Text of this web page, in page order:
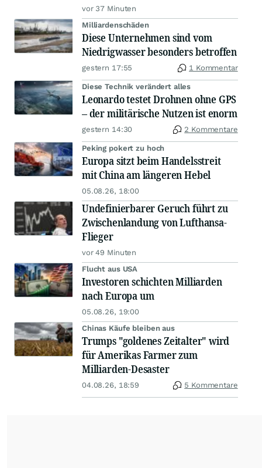
vor 37 Minuten
Milliardenschäden
Diese Unternehmen sind vom
Niedrigwasser besonders betroffen
gestern 17:55 1 Kommentar
Diese Technik verändert alles
Leonardo testet Drohnen ohne GPS
– der militärische Nutzen ist enorm
gestern 14:30 2 Kommentare
Peking pokert zu hoch
Europa sitzt beim Handelsstreit
mit China am längeren Hebel
05.08.26, 18:00
Undefinierbarer Geruch führt zu
Zwischenlandung von Lufthansa-
Flieger
vor 49 Minuten
Flucht aus USA
Investoren schichten Milliarden
nach Europa um
05.08.26, 19:00
Chinas Käufe bleiben aus
Trumps "goldenes Zeitalter" wird
für Amerikas Farmer zum
Milliarden-Desaster
04.08.26, 18:59 5 Kommentare